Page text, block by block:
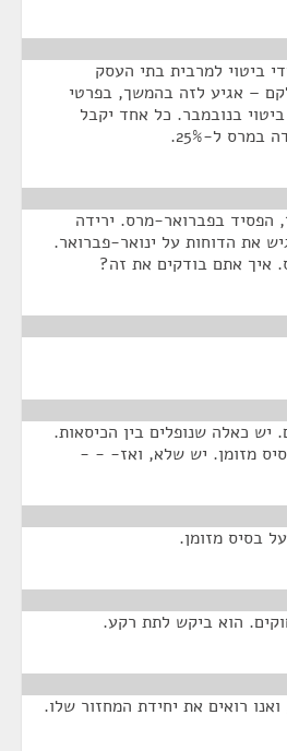
ביטוי למרבית בתי העסק
– אגיע לזה בהמשך, בפרטי
בנובמבר. כל אחד יקבל
ל-25%.
הפסיד בפברואר-מרס. ירידה
80%. הוא מגיש את הדוחות על ינואר-פברואר.
איך אתם בודקים את זה?
יש כאלה שנופלים בין הכיסאות.
מזומן. יש שלא, ואז- - -
בסיס מזומן.
הוא ביקש לתת רקע.
רואים את יחידת המחזור שלו.